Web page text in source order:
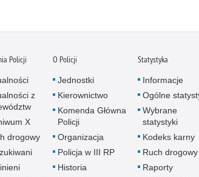
Policji
z
X
drogowy
O Policji
Jednostki
Kierownictwo
Komenda Główna
Policji
Organizacja
Policja w III RP
Historia
Statystyka
Informacje
Ogólne
Wybrane
statystyki
Kodeks karny
Ruch drogowy
Raporty